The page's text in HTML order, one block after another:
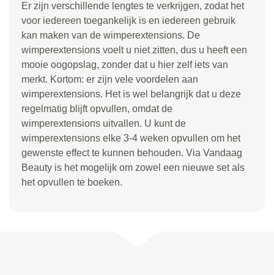
Er zijn verschillende lengtes te verkrijgen, zodat het
voor iedereen toegankelijk is en iedereen gebruik
kan maken van de wimperextensions. De
wimperextensions voelt u niet zitten, dus u heeft een
mooie oogopslag, zonder dat u hier zelf iets van
merkt. Kortom: er zijn vele voordelen aan
wimperextensions. Het is wel belangrijk dat u deze
regelmatig blijft opvullen, omdat de
wimperextensions uitvallen. U kunt de
wimperextensions elke 3-4 weken opvullen om het
gewenste effect te kunnen behouden. Via Vandaag
Beauty is het mogelijk om zowel een nieuwe set als
het opvullen te boeken.